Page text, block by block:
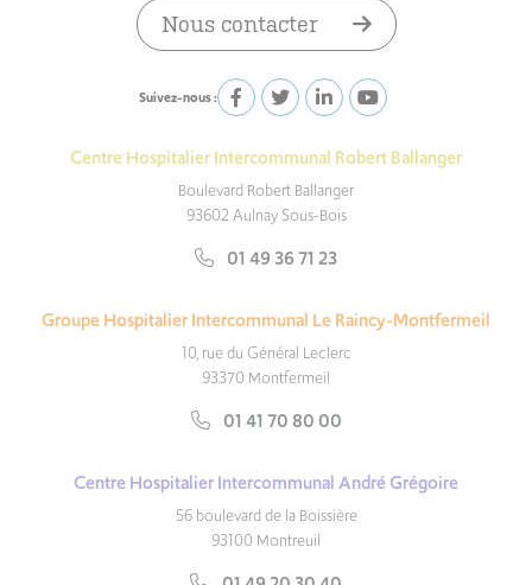
Suivez-nous :
Nous contacter
Centre Hospitalier Intercommunal Robert Ballanger
Boulevard Robert Ballanger
93602 Aulnay Sous-Bois
01 49 36 71 23
Groupe Hospitalier Intercommunal Le Raincy-Montfermeil
10, rue du Général Leclerc
93370 Montfermeil
01 41 70 80 00
Centre Hospitalier Intercommunal André Grégoire
56 boulevard de la Boissière
93100 Montreuil